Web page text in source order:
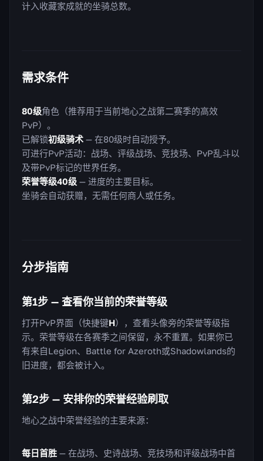
计入收藏家成就的坐骑总数。
需求条件
80级角色（推荐用于当前地心之战第二赛季的高效
PvP）。
已解锁初级骑术 — 在80级时自动授予。
可进行PvP活动：战场、评级战场、竞技场、PvP乱斗以
及带PvP标记的世界任务。
荣誉等级40级 — 进度的主要目标。
坐骑会自动获赠，无需任何商人或任务。
分步指南
第1步 — 查看你当前的荣誉等级
打开PvP界面（快捷键H），查看头像旁的荣誉等级指
示。荣誉等级在各赛季之间保留，永不重置。如果你已
有来自Legion、Battle for Azeroth或Shadowlands的
旧进度，都会被计入。
第2步 — 安排你的荣誉经验刷取
地心之战中荣誉经验的主要来源：
每日首胜 — 在战场、史诗战场、竞技场和评级战场中首